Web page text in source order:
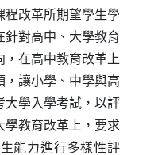
程改革所期望學生學
針對高中、大學教育
在高中教育改革上
，讓小學、中學與高
大學入學考試，以評
學教育改革上，要求
能力進行多樣性評